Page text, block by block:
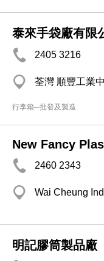
泰來手袋廠有限
2405 3216
荃灣 順豐工業
行李箱─批發及製造
New Fancy
2460 2343
Wai Cheung
明記膠筒製品廠